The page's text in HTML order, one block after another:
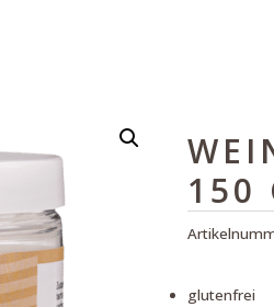
150
glutenfrei